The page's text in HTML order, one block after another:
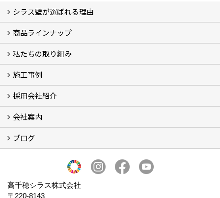
シラス壁が選ばれる理由
シラスストーリー
こだわり
シラス壁の驚くべき性能
商品ラインナップ
一覧
内装仕上げ材
外装仕上げ材
舗装材
水性無機高分子系ハイブリッド型塗料
エコリフォーム
消臭壁紙
Q&A
資料PDF
私たちの取り組み
SDGs、GHGへの取り組み (2)
マグマシラス米
特別対談 (2)
高千穂シラス解説ムービー
研究プロジェクト (4)
プロジェクト (3)
施工事例
施工事例
お客様からのお便り
採用会社紹介
採用会社紹介
「鏝人の会」左官店のご紹介
会社案内
会社概要・沿革
代表の実績
製造紹介
ショールーム
アクセス
採用情報
バナーダウンロード
プライバシーポリシー
Takachiho Shirasu Global Site
LINE公式アカウント
ブログ
高千穂シラス株式会社
〒220-8143